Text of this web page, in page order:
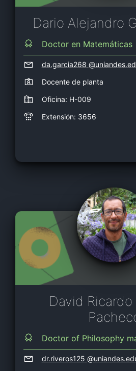
Dario Alejandro
Doctor en Matemáticas
da.garcia268
Docente de planta
Oficina: H-009
Extensión: 3656
David Ricardo
Doctor of Philosophy
dr.riveros125